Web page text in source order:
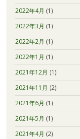
2022年4月 (1)
2022年3月 (1)
2022年2月 (1)
2022年1月 (1)
2021年12月 (1)
2021年11月 (2)
2021年6月 (1)
2021年5月 (1)
2021年4月 (2)